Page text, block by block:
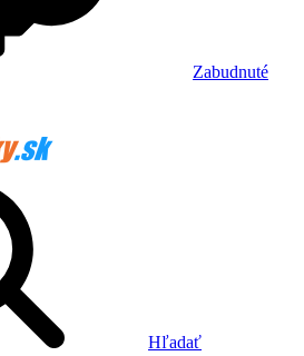
Zabudnuté
Hľadať